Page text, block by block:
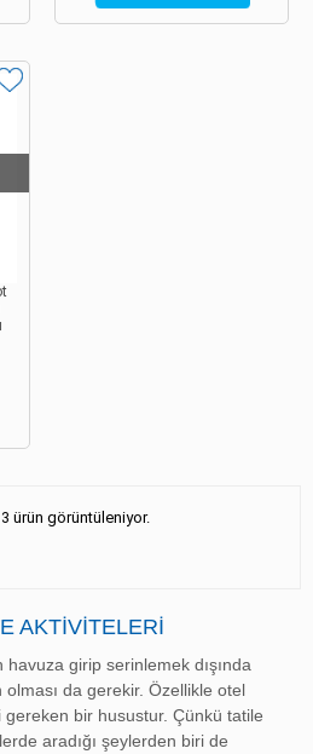
ürün görüntüleniyor.
AKTIVITELERI
havuza girip serinlemek dışında
olması da gerekir. Özellikle otel
bir husustur. Çünkü tatile
aradığı şeylerden biri de